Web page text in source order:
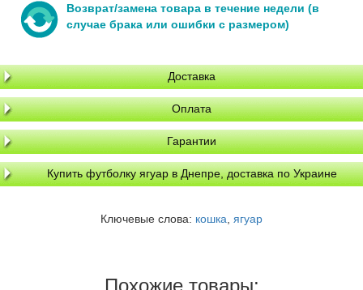
Возврат/замена товара в течение недели (в
случае брака или ошибки с размером)
Доставка
Оплата
Гарантии
Купить футболку ягуар в Днепре, доставка по Украине
Ключевые слова: кошка ягуар
Похожие товары: